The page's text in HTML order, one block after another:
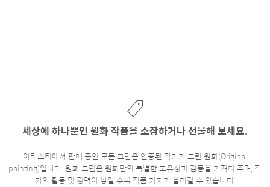
세상에 하나뿐인 원화 작품을 소장하거나 선물해 보세요.
아티스티에서 판매 중인 모든 그림은 인증된 작가가 그린 원화(Original
painting)입니다. 원화 그림은 원화만의 특별한 고유성과 감동을 가져다 주며, 작
가의 활동 및 경력이 쌓일 수록 작품 가치가 올라갈 수 있습니다.